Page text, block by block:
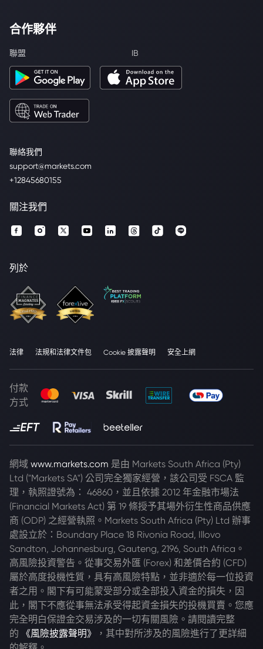
聯絡我們
support@markets.com
+12845680155
合作夥伴
聯盟 IB
關注我們
列於
法律 法規和法律文件包 Cookie 披露聲明 安全上網
付款
方式
網域 www.markets.com 是由 Markets South Africa (Pty)
Ltd ("Markets SA") 公司完全獨家經營，該公司受 FSCA 監
理，執照證號為： 46860，並且依據 2012 年金融市場法
(Financial Markets Act) 第 19 條授予其場外衍生性商品供應
商 (ODP) 之經營執照。Markets South Africa (Pty) Ltd 辦事
處設立於：Boundary Place 18 Rivonia Road, Illovo
Sandton, Johannesburg, Gauteng, 2196, South Africa。
高風險投資警告。從事交易外匯 (Forex) 和差價合約 (CFD)
屬於高度投機性質，具有高風險特點，並非適於每一位投資
者之用。閣下有可能蒙受部分或全部投入資金的損失，因
此，閣下不應從事無法承受得起資金損失的投機買賣。您應
完全明白保證金交易涉及的一切有關風險。請閱讀完整
的
《風險披露聲明》
，其中對所涉及的風險進行了更詳細